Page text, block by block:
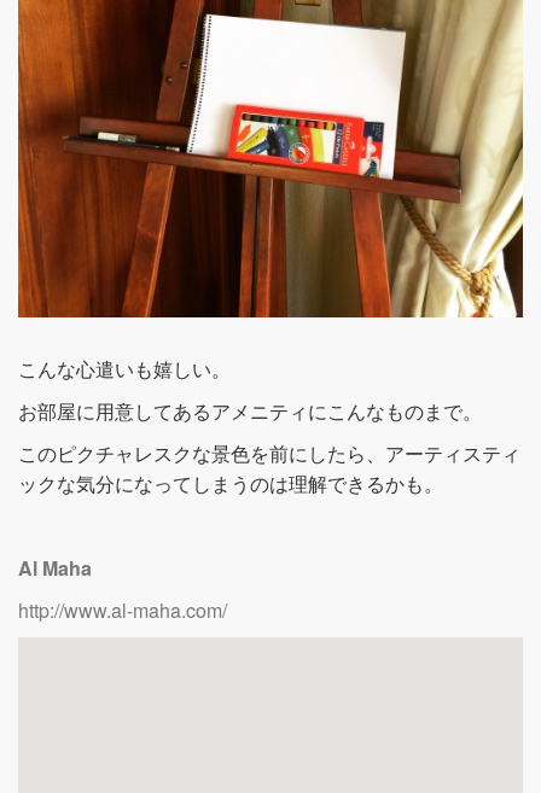
こんな心遣いも嬉しい。
お部屋に用意してあるアメニティにこんなものまで。
このピクチャレスクな景色を前にしたら、アーティスティ
ックな気分になってしまうのは理解できるかも。
Al Maha
http://www.al-maha.com/